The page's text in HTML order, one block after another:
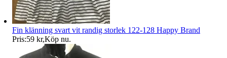
Fin klänning svart vit randig storlek 122-128 Happy Brand
Pris:59 kr,Köp nu.